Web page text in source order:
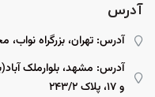
آدرس
آدرس: تهران، بزرگراه
و ۱۷، پلاک ۲۴۳/۲